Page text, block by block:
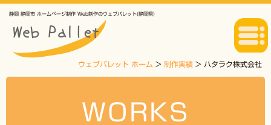
静岡 静岡市 ホームページ制作 Web制作のウェブパレット(静岡県)
ウェブパレット ホーム > 制作実績 > ハタラク株式会社
WORKS